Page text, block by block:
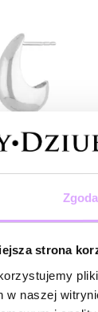
Zgoda
strona
w naszej